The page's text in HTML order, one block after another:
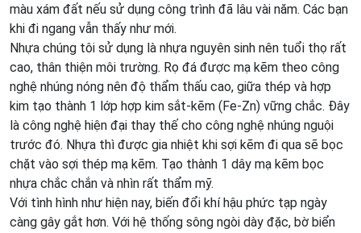
màu xám đất nếu sử dụng công trình đã lâu vài năm. Các bạn
khi đi ngang vẫn thấy như mới.
Nhựa chúng tôi sử dụng là nhựa nguyên sinh nên tuổi thọ rất
cao, thân thiện môi trường. Rọ đá được mạ kẽm theo công
nghệ nhúng nóng nên độ thẩm thấu cao, giữa thép và hợp
kim tạo thành 1 lớp hợp kim sắt-kẽm (Fe-Zn) vững chắc. Đây
là công nghệ hiện đại thay thế cho công nghệ nhúng nguội
trước đó. Nhựa thì được gia nhiệt khi sợi kẽm đi qua sẽ bọc
chặt vào sợi thép mạ kẽm. Tạo thành 1 dây mạ kẽm bọc
nhựa chắc chắn và nhìn rất thẩm mỹ.
Với tình hình như hiện nay, biến đổi khí hậu phức tạp ngày
càng gây gắt hơn. Với hệ thống sông ngòi dày đặc, bờ biển